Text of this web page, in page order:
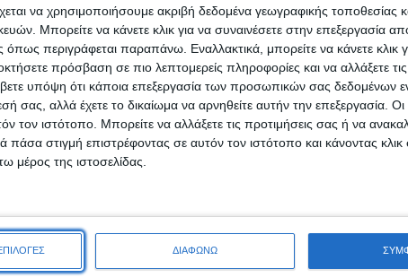
να χρησιμοποιήσουμε ακριβή δεδομένα γεωγραφικής τοποθεσίας
Μπορείτε να κάνετε κλικ για να συναινέσετε στην επεξεργασία
περιγράφεται παραπάνω. Εναλλακτικά, μπορείτε να κάνετε κλικ
πρόσβαση σε πιο λεπτομερείς πληροφορίες και να αλλάξετε
υπόψη ότι κάποια επεξεργασία των προσωπικών σας δεδομένων
σας, αλλά έχετε το δικαίωμα να αρνηθείτε αυτήν την επεξεργασία.
τον ιστότοπο. Μπορείτε να αλλάξετε τις προτιμήσεις σας ή να
στιγμή επιστρέφοντας σε αυτόν τον ιστότοπο και κάνοντας κλικ
μέρος της ιστοσελίδας.
ΔΙΑΦΩΝΩ
Series 24 για
70939
€
Playmobil Playmo-Friends
Αστυνομικός για 4-10 ετών
70858